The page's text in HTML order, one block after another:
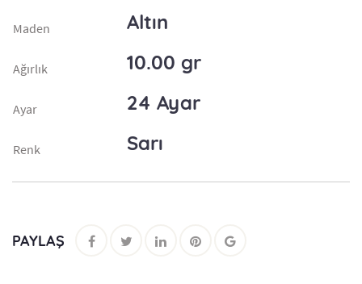
Maden Altın
Ağırlık 10.00 gr
Ayar 24 Ayar
Renk Sarı
PAYLAŞ